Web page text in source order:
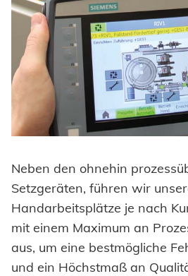
Neben den ohnehin
Setzgeräten, führen wir
Handarbeitsplätze je nach
mit einem Maximum an
aus, um eine bestmögliche
und ein Höchstmaß an